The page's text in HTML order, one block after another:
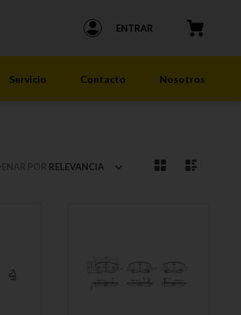
ENTRAR
Servicio Contacto Nosotros
RELEVANCIA